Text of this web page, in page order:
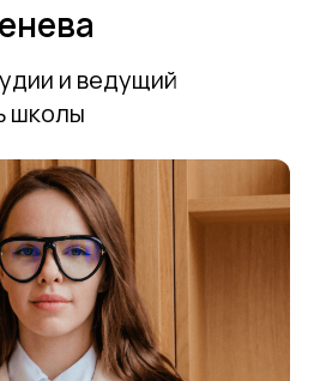
и ведущий
школы